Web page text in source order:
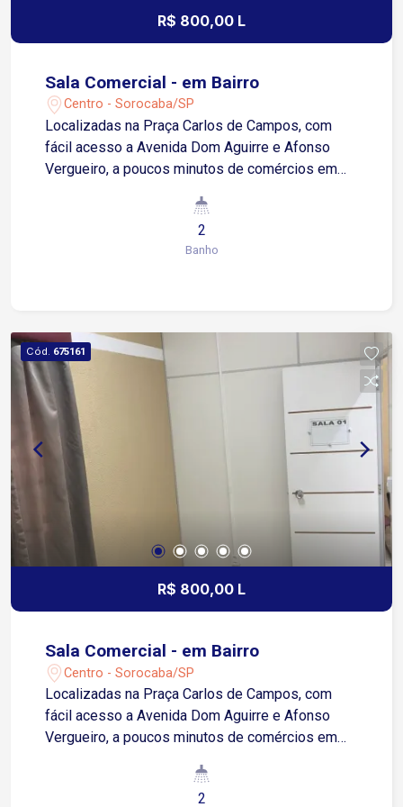
R$ 800,00 L
Sala Comercial - em Bairro
Centro - Sorocaba/SP
Localizadas na Praça Carlos de Campos, com
fácil acesso a Avenida Dom Aguirre e Afonso
Vergueiro, a poucos minutos de comércios em
internet, sala para reuniões (disponível com
agendamento prévio), dois banheiros sociais (um
de uso próprio e outro para clientes), cozinha
ao lado do prédio. Com possibilidade para
locação de todo o conjunto das 06 salas, no valor
de R$ 4.800,00. Entre em contato e saiba mais!
2
Banho
Cód. 675161
R$ 800,00 L
Sala Comercial - em Bairro
Centro - Sorocaba/SP
Localizadas na Praça Carlos de Campos, com
fácil acesso a Avenida Dom Aguirre e Afonso
Vergueiro, a poucos minutos de comércios em
internet, sala para reuniões (disponível com
agendamento prévio), dois banheiros sociais (um
2